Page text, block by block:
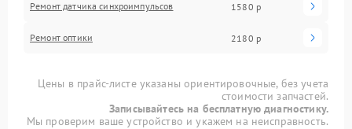
Ремонт датчика синхроимпульсов 1580 р
Ремонт оптики 2180 р
Цены в прайс-листе указаны ориентировочные, без учета
стоимости запчастей.
Записывайтесь на бесплатную диагностику.
Мы проверим ваше устройство и укажем на неисправность.